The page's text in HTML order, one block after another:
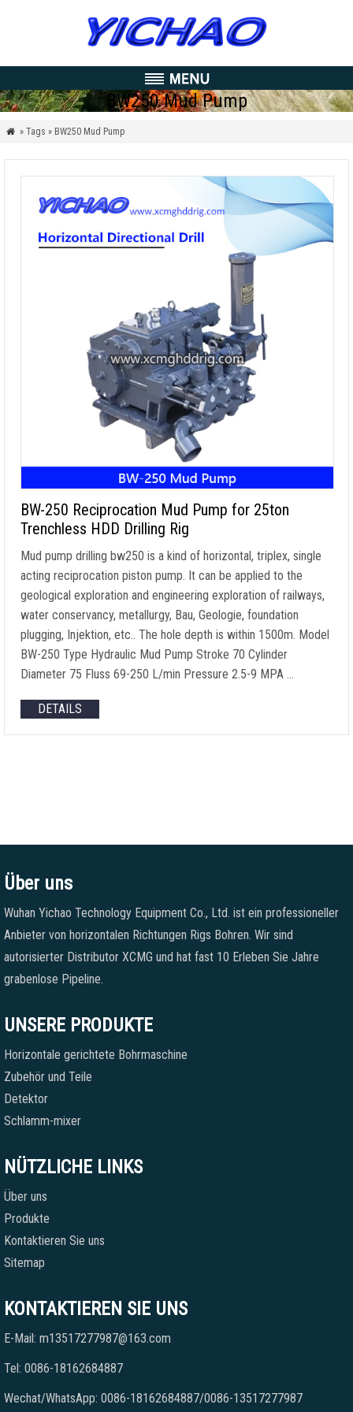
BW250 Mud Pump
 » Tags » BW250 Mud Pump
BW-250 Reciprocation Mud Pump for 25ton
Trenchless HDD Drilling Rig
Mud pump drilling bw250 is a kind of horizontal, triplex, single
acting reciprocation piston pump. It can be applied to the
geological exploration and engineering exploration of railways,
water conservancy, metallurgy, Bau, Geologie, foundation
plugging, Injektion, etc.. The hole depth is within 1500m. Model
BW-250 Type Hydraulic Mud Pump Stroke 70 Cylinder
Diameter 75 Fluss 69-250 L/min Pressure 2.5-9 MPA …
DETAILS
Über uns
Wuhan Yichao Technology Equipment Co., Ltd. ist ein professioneller
Anbieter von horizontalen Richtungen Rigs Bohren. Wir sind
autorisierter Distributor XCMG und hat fast 10 Erleben Sie Jahre
grabenlose Pipeline.
UNSERE PRODUKTE
Horizontale gerichtete Bohrmaschine
Zubehör und Teile
Detektor
Schlamm-mixer
NÜTZLICHE LINKS
Über uns
Produkte
Kontaktieren Sie uns
Sitemap
KONTAKTIEREN SIE UNS
E-Mail: m13517277987@163.com
Tel: 0086-18162684887
Wechat/WhatsApp: 0086-18162684887/0086-13517277987